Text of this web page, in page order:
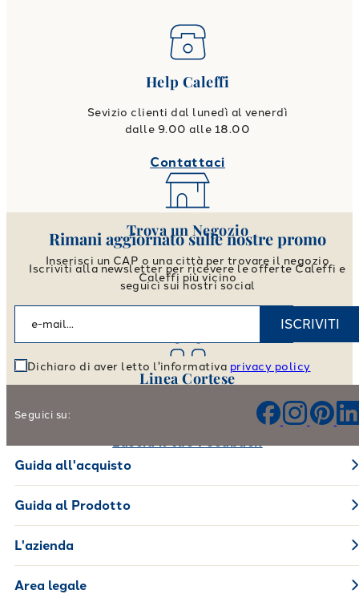
Help Caleffi
Sevizio clienti dal lunedì al venerdì
dalle 9.00 alle 18.00
Contattaci
Trova un Negozio
Inserisci un CAP o una città per trovare il negozio
Caleffi più vicino
Vai allo store locator
Linea Cortese
Aiutaci a migliorare i nostri prodotti e il nostro servizio
Rimani aggiornato sulle nostre promo
Iscriviti alla newsletter per ricevere le offerte Caleffi e
seguici sui nostri social
ISCRIVITI
Dichiaro di aver letto l'informativa privacy policy
Seguici su:
Guida all'acquisto
Guida al Prodotto
L'azienda
Area legale